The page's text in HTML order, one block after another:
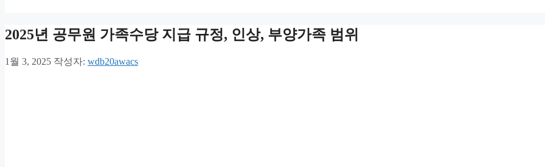
2025년 공무원 가족수당 지급 규정, 인상, 부양가족 범위
1월 3, 2025 작성자: wdb20awacs